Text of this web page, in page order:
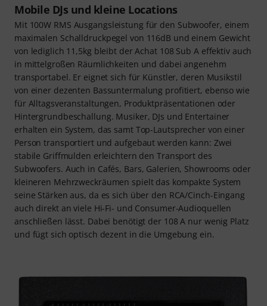
Mobile DJs und kleine Locations
Mit 100W RMS Ausgangsleistung für den Subwoofer, einem
maximalen Schalldruckpegel von 116dB und einem Gewicht
von lediglich 11,5kg bleibt der Achat 108 Sub A effektiv auch
in mittelgroßen Räumlichkeiten und dabei angenehm
transportabel. Er eignet sich für Künstler, deren Musikstil
von einer dezenten Bassuntermalung profitiert, ebenso wie
für Alltagsveranstaltungen, Produktpräsentationen oder
Hintergrundbeschallung. Musiker, DJs und Entertainer
erhalten ein System, das samt Top-Lautsprecher von einer
Person transportiert und aufgebaut werden kann: Zwei
stabile Griffmulden erleichtern den Transport des
Subwoofers. Auch in Cafés, Bars, Galerien, Showrooms oder
kleineren Mehrzweckräumen spielt das kompakte System
seine Stärken aus, da es sich über den RCA/Cinch-Eingang
auch direkt an viele Hi-Fi- und Consumer-Audioquellen
anschließen lässt. Dabei benötigt der 108 A nur wenig Platz
und fügt sich optisch dezent in die Umgebung ein.